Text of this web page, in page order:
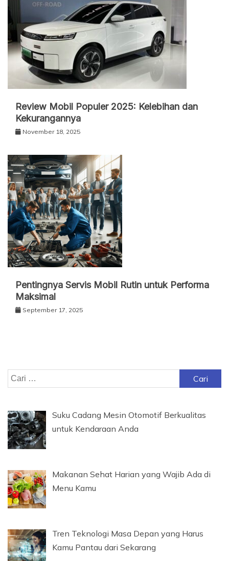
Review Mobil Populer 2025: Kelebihan dan
Kekurangannya
November 18, 2025
Pentingnya Servis Mobil Rutin untuk Performa
Maksimal
September 17, 2025
Cari
untuk:
Suku Cadang Mesin Otomotif Berkualitas
untuk Kendaraan Anda
Makanan Sehat Harian yang Wajib Ada di
Menu Kamu
Tren Teknologi Masa Depan yang Harus
Kamu Pantau dari Sekarang